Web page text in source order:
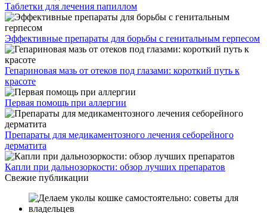
Таблетки для лечения папиллом
Эффективные препараты для борьбы с генитальным герпесом
Гепариновая мазь от отеков под глазами: короткий путь к
красоте
Первая помощь при аллергии
Препараты для медикаментозного лечения себорейного
дерматита
Капли при дальнозоркости: обзор лучших препаратов
Свежие публикации